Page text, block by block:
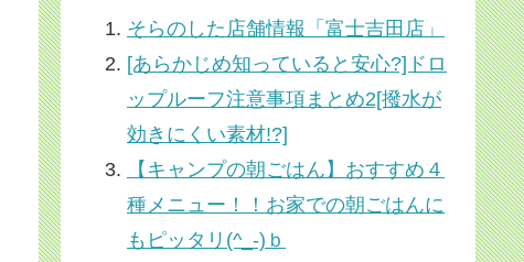
そらのした店舗情報「富士吉田店」
[あらかじめ知っていると安心?]ドロ
ップルーフ注意事項まとめ2[撥水が
効きにくい素材!?]
【キャンプの朝ごはん】おすすめ４
種メニュー！！お家での朝ごはんに
もピッタリ(^_-)ｂ